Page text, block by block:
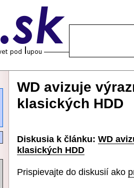
WD avizuje
klasických HDD
Diskusia k článku: WD
klasických HDD
Prispievajte do diskusií ako